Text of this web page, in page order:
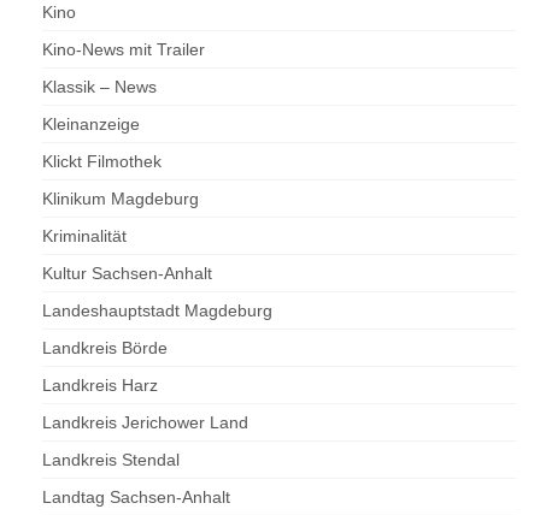
Kino
Kino-News mit Trailer
Klassik – News
Kleinanzeige
Klickt Filmothek
Klinikum Magdeburg
Kriminalität
Kultur Sachsen-Anhalt
Landeshauptstadt Magdeburg
Landkreis Börde
Landkreis Harz
Landkreis Jerichower Land
Landkreis Stendal
Landtag Sachsen-Anhalt